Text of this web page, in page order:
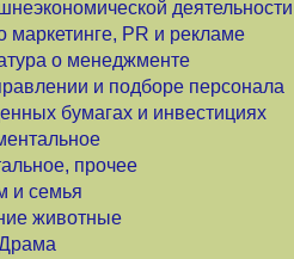
деятельности
маркетинге, PR и рекламе
о менеджменте
и подборе персонала
бумагах и инвестициях
прочее
и семья
животные